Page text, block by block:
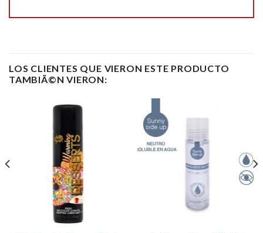
LOS CLIENTES QUE VIERON ESTE PRODUCTO
TAMBIÃ©N VIERON: